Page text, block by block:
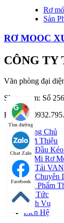
Rơ
Sản
RƠ MOOC
CÔNG TY
Văn phòng đại
Showroom: Số
Hotline :
Tìm đường
Chat Zalo
Facebook
Trang Chủ
Giới Thiệu
Xe Đầu
Sơ Mi Rơ
Xe Tải VAN
Xe Chuyên
Sản Phẩm
Tin Tức
Dịch Vụ
Liên Hệ